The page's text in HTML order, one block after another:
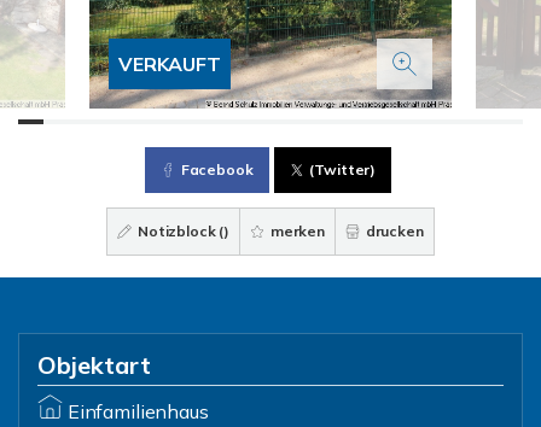
VERKAUFT
Facebook (Twitter)
Notizblock () merken drucken
Objektart
Einfamilienhaus